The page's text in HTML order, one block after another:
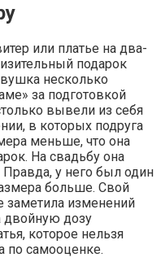
или платье на два-
подарок
несколько
за подготовкой
вывели из себя
в которых подруга
меньше, что она
На свадьбу она
у него был один
больше. Свой
заметила изменений
двойную дозу
которое нельзя
по самооценке.